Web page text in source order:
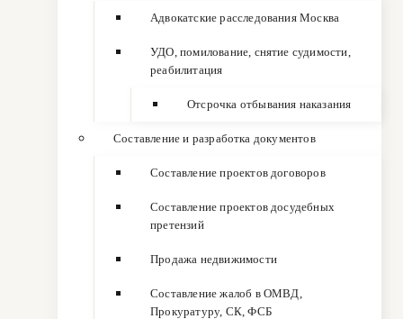
Адвокатские расследования Москва
УДО, помилование, снятие судимости,
реабилитация
Отсрочка отбывания наказания
Составление и разработка документов
Составление проектов договоров
Составление проектов досудебных
претензий
Продажа недвижимости
Составление жалоб в ОМВД,
Прокуратуру, СК, ФСБ